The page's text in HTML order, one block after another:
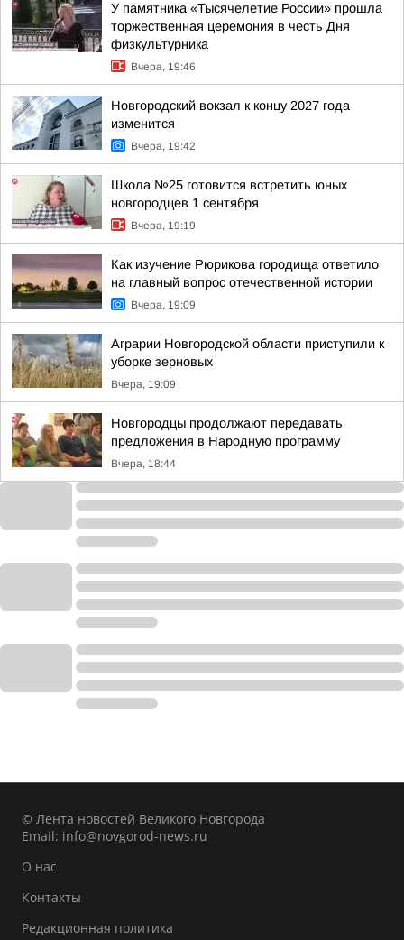
У памятника «Тысячелетие России» прошла
торжественная церемония в честь Дня
физкультурника
Вчера, 19:46
Новгородский вокзал к концу 2027 года
изменится
Вчера, 19:42
Школа №25 готовится встретить юных
новгородцев 1 сентября
Вчера, 19:19
Как изучение Рюрикова городища ответило
на главный вопрос отечественной истории
Вчера, 19:09
Аграрии Новгородской области приступили к
уборке зерновых
Вчера, 19:09
Новгородцы продолжают передавать
предложения в Народную программу
Вчера, 18:44
© Лента новостей Великого Новгорода
Email: info@novgorod-news.ru
О нас
Контакты
Редакционная политика